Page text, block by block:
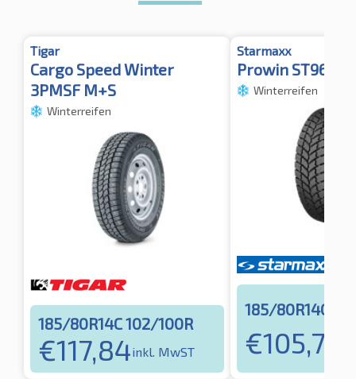
Tigar
Cargo Speed Winter
3PMSF M+S
Winterreifen
185/80R14C 102/100R
€117,84inkl. MwST
Starmaxx
Prowin ST960
Winterreifen
185/80R14C
€105,73